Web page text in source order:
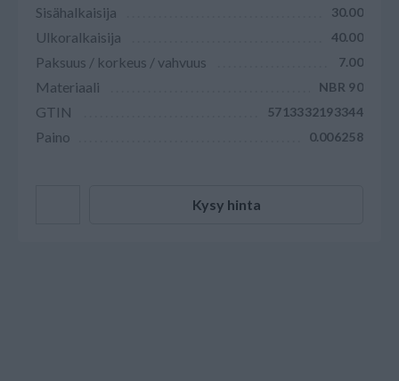
Sisähalkaisija 30.00
Ulkoralkaisija 40.00
Paksuus / korkeus / vahvuus 7.00
Materiaali NBR 90
GTIN 5713332193344
Paino 0.006258
Kysy hinta